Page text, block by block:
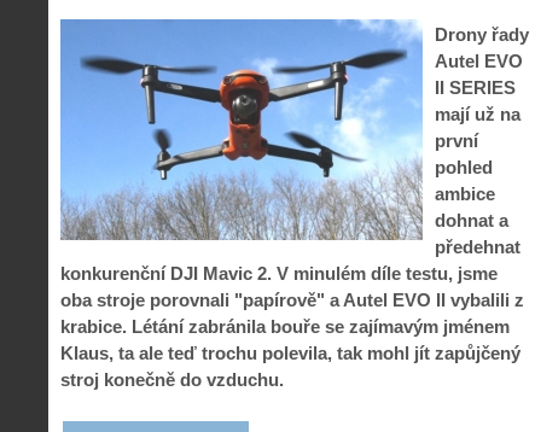
Drony řady
Autel EVO
II SERIES
mají už na
první
pohled
ambice
dohnat a
předehnat
konkurenční DJI Mavic 2. V minulém díle testu, jsme
oba stroje porovnali "papírově" a Autel EVO II vybalili z
krabice. Létání zabránila bouře se zajímavým jménem
Klaus, ta ale teď trochu polevila, tak mohl jít zapůjčený
stroj konečně do vzduchu.